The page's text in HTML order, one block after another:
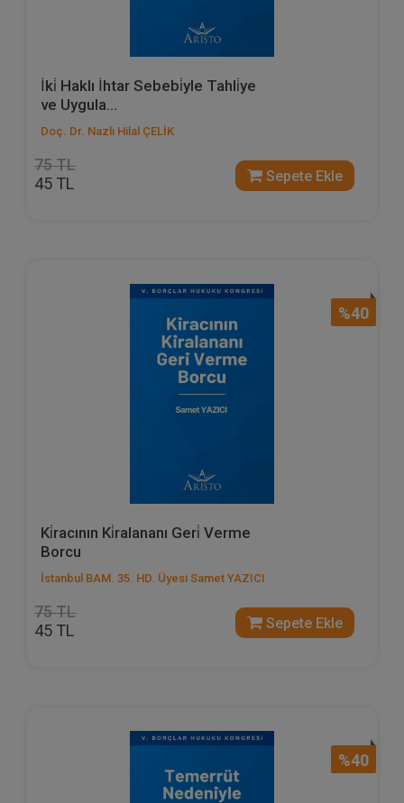
İki̇ Haklı İhtar Sebebi̇yle Tahli̇ye
ve Uygula...
Doç. Dr. Nazlı Hilal ÇELİK
75 TL
45 TL Sepete Ekle
%40
Ki̇racının Ki̇ralananı Geri̇ Verme
Borcu
İstanbul BAM. 35. HD. Üyesi Samet YAZICI
75 TL
45 TL Sepete Ekle
%40